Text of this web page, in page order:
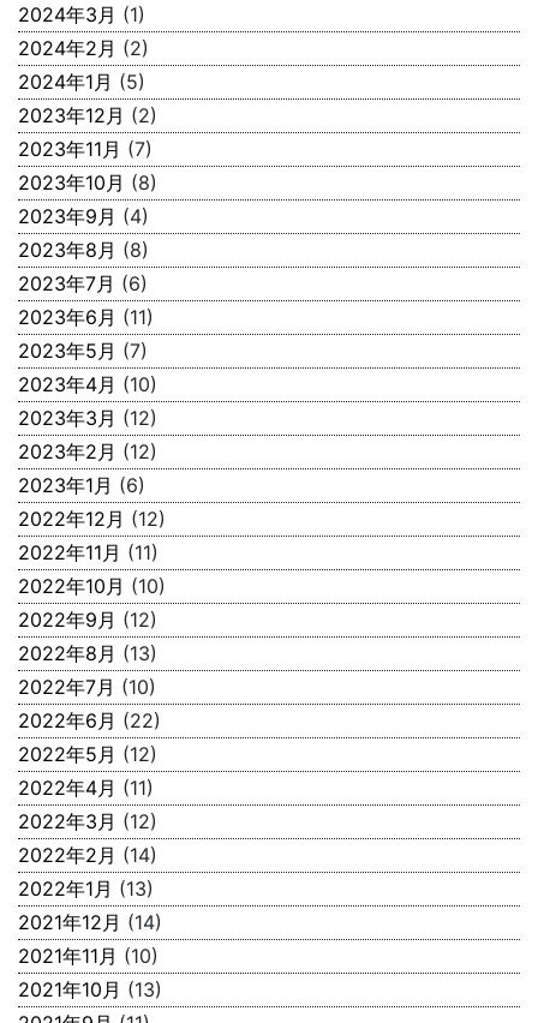
2024年3月 (1)
2024年2月 (2)
2024年1月 (5)
2023年12月 (2)
2023年11月 (7)
2023年10月 (8)
2023年9月 (4)
2023年8月 (8)
2023年7月 (6)
2023年6月 (11)
2023年5月 (7)
2023年4月 (10)
2023年3月 (12)
2023年2月 (12)
2023年1月 (6)
2022年12月 (12)
2022年11月 (11)
2022年10月 (10)
2022年9月 (12)
2022年8月 (13)
2022年7月 (10)
2022年6月 (22)
2022年5月 (12)
2022年4月 (11)
2022年3月 (12)
2022年2月 (14)
2022年1月 (13)
2021年12月 (14)
2021年11月 (10)
2021年10月 (13)